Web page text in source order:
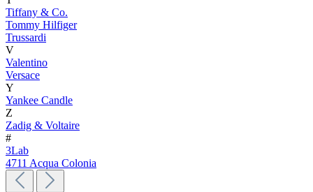
Tiffany & Co.
Tommy Hilfiger
Trussardi
V
Valentino
Versace
Y
Yankee Candle
Z
Zadig & Voltaire
#
3Lab
4711 Acqua Colonia